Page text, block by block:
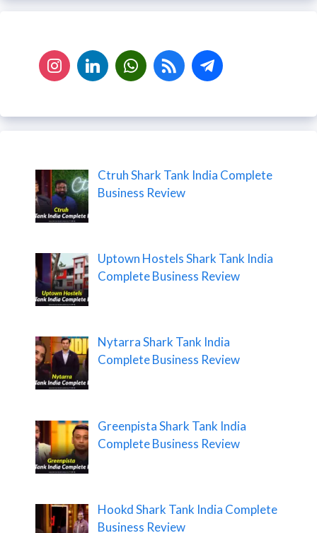
Ctruh Shark Tank India Complete
Business Review
Uptown Hostels Shark Tank India
Complete Business Review
Nytarra Shark Tank India
Complete Business Review
Greenpista Shark Tank India
Complete Business Review
Hookd Shark Tank India Complete
Business Review